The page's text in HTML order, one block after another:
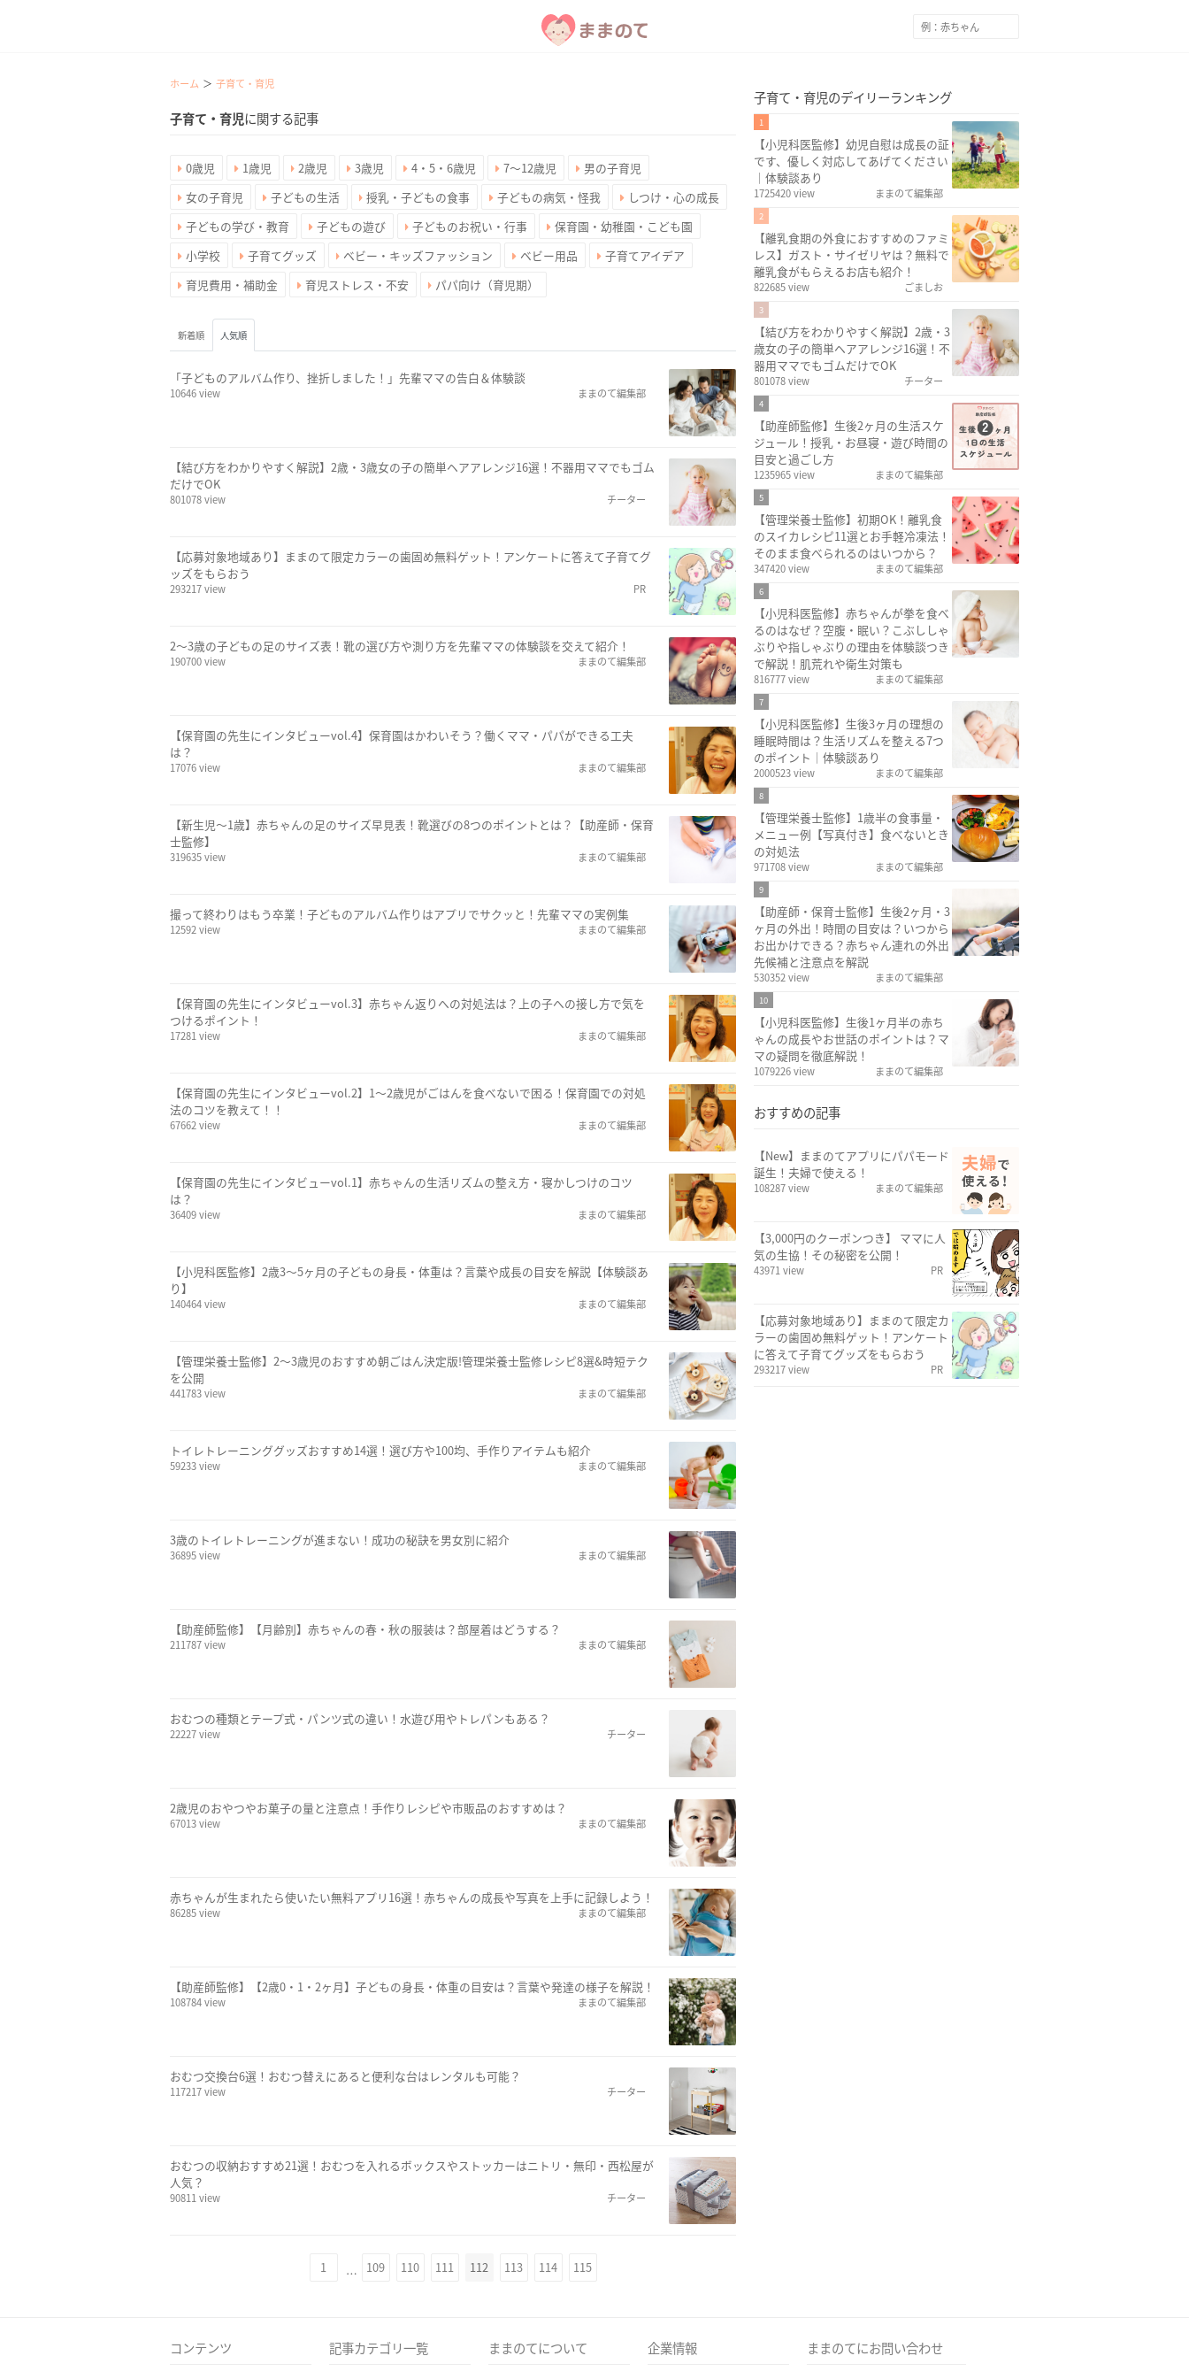
ホーム 子育て・育児
子育て・育児に関する記事
0歳児 1歳児 2歳児 3歳児 4・5・6歳児 7〜12歳児
男の子育児
女の子育児
子どもの生活 授乳・子どもの食事 子どもの病気・怪我
しつけ・心の成長
子どもの学び・教育
子どもの遊び 子どものお祝い・行事
保育園・幼稚園・こども園
小学校
子育てグッズ ベビー・キッズファッション ベビー用品
子育てアイデア
育児費用・補助金
育児ストレス・不安 パパ向け（育児期）
新着順 人気順
「子どものアルバム作り、挫折しました！」先輩ママの告白＆体験談
10646 view ままのて編集部
【結び方をわかりやすく解説】2歳・3歳女の子の簡単ヘアアレンジ16選！不器用ママでもゴム
だけでOK
801078 view チーター
【応募対象地域あり】ままのて限定カラーの歯固め無料ゲット！アンケートに答えて子育てグ
ッズをもらおう
293217 view PR
2〜3歳の子どもの足のサイズ表！靴の選び方や測り方を先輩ママの体験談を交えて紹介！
190700 view ままのて編集部
【保育園の先生にインタビューvol.4】保育園はかわいそう？働くママ・パパができる工夫
は？
17076 view ままのて編集部
【新生児〜1歳】赤ちゃんの足のサイズ早見表！靴選びの8つのポイントとは？【助産師・保育
士監修】
319635 view ままのて編集部
撮って終わりはもう卒業！子どものアルバム作りはアプリでサクッと！先輩ママの実例集
12592 view ままのて編集部
【保育園の先生にインタビューvol.3】赤ちゃん返りへの対処法は？上の子への接し方で気を
つけるポイント！
17281 view ままのて編集部
【保育園の先生にインタビューvol.2】1～2歳児がごはんを食べないで困る！保育園での対処
法のコツを教えて！！
67662 view ままのて編集部
【保育園の先生にインタビューvol.1】赤ちゃんの生活リズムの整え方・寝かしつけのコツ
は？
36409 view ままのて編集部
【小児科医監修】2歳3～5ヶ月の子どもの身長・体重は？言葉や成長の目安を解説【体験談あ
り】
140464 view ままのて編集部
【管理栄養士監修】2〜3歳児のおすすめ朝ごはん決定版!管理栄養士監修レシピ8選&時短テク
を公開
441783 view ままのて編集部
トイレトレーニンググッズおすすめ14選！選び方や100均、手作りアイテムも紹介
59233 view ままのて編集部
3歳のトイレトレーニングが進まない！成功の秘訣を男女別に紹介
36895 view ままのて編集部
【助産師監修】【月齢別】赤ちゃんの春・秋の服装は？部屋着はどうする？
211787 view ままのて編集部
おむつの種類とテープ式・パンツ式の違い！水遊び用やトレパンもある？
22227 view チーター
2歳児のおやつやお菓子の量と注意点！手作りレシピや市販品のおすすめは？
67013 view ままのて編集部
赤ちゃんが生まれたら使いたい無料アプリ16選！赤ちゃんの成長や写真を上手に記録しよう！
86285 view ままのて編集部
【助産師監修】【2歳0・1・2ヶ月】子どもの身長・体重の目安は？言葉や発達の様子を解説！
108784 view ままのて編集部
おむつ交換台6選！おむつ替えにあると便利な台はレンタルも可能？
117217 view チーター
おむつの収納おすすめ21選！おむつを入れるボックスやストッカーはニトリ・無印・西松屋が
人気？
90811 view チーター
1 … 109 110 111 112 113 114 115
子育て・育児のデイリーランキング
1
【小児科医監修】幼児自慰は成長の証
です、優しく対応してあげてください
｜体験談あり
1725420 view ままのて編集部
2
【離乳食期の外食におすすめのファミ
レス】ガスト・サイゼリヤは？無料で
離乳食がもらえるお店も紹介！
822685 view ごましお
3
【結び方をわかりやすく解説】2歳・3
歳女の子の簡単ヘアアレンジ16選！不
器用ママでもゴムだけでOK
801078 view チーター
4
【助産師監修】生後2ヶ月の生活スケ
ジュール！授乳・お昼寝・遊び時間の
目安と過ごし方
1235965 view ままのて編集部
5
【管理栄養士監修】初期OK！離乳食
のスイカレシピ11選とお手軽冷凍法！
そのまま食べられるのはいつから？
347420 view ままのて編集部
6
【小児科医監修】赤ちゃんが拳を食べ
るのはなぜ？空腹・眠い？こぶししゃ
ぶりや指しゃぶりの理由を体験談つき
で解説！肌荒れや衛生対策も
816777 view ままのて編集部
7
【小児科医監修】生後3ヶ月の理想の
睡眠時間は？生活リズムを整える7つ
のポイント｜体験談あり
2000523 view ままのて編集部
8
【管理栄養士監修】1歳半の食事量・
メニュー例【写真付き】食べないとき
の対処法
971708 view ままのて編集部
9
【助産師・保育士監修】生後2ヶ月・3
ヶ月の外出！時間の目安は？いつから
お出かけできる？赤ちゃん連れの外出
先候補と注意点を解説
530352 view ままのて編集部
10
【小児科医監修】生後1ヶ月半の赤ち
ゃんの成長やお世話のポイントは？マ
マの疑問を徹底解説！
1079226 view ままのて編集部
おすすめの記事
【New】ままのてアプリにパパモード
誕生！夫婦で使える！
108287 view ままのて編集部
【3,000円のクーポンつき】 ママに人
気の生協！その秘密を公開！
43971 view PR
【応募対象地域あり】ままのて限定カ
ラーの歯固め無料ゲット！アンケート
に答えて子育てグッズをもらおう
293217 view PR
コンテンツ 記事カテゴリ一覧 ままのてについて 企業情報 ままのてにお問い合わせ